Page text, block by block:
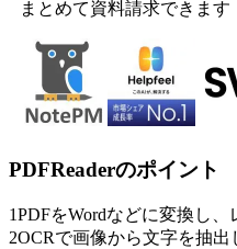
まとめて資料請求できます
PDFReaderのポイント
1PDFをWordなどに変換し、
2OCRで画像から文字を抽出